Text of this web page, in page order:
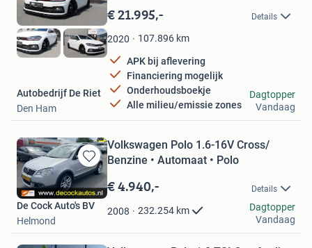
in
Favorieten
€ 21.995,- Details
2020 107.896 km
APK bij aflevering
Financiering mogelijk
Onderhoudsboekje
Alle milieu/emissie zones
Autobedrijf De Riet
Den Ham
Dagtopper
Vandaag
Bewaren
in
Mijn
Favorieten
Volkswagen Polo 1.6-16V Cross/
Benzine • Automaat • Polo
€ 4.940,- Details
2008 232.254 km
De Cock Auto's BV
Helmond
Dagtopper
Vandaag